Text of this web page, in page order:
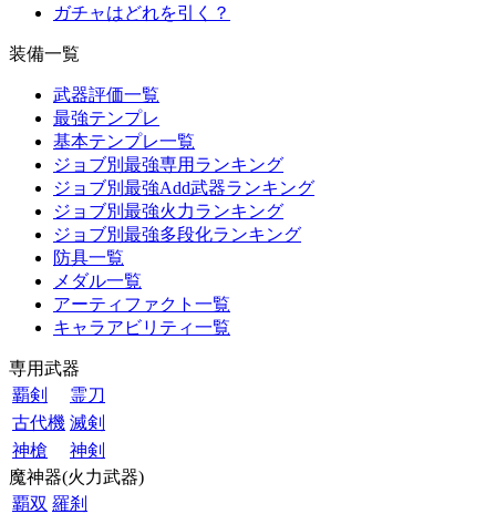
ガチャはどれを引く？
装備一覧
武器評価一覧
最強テンプレ
基本テンプレ一覧
ジョブ別最強専用ランキング
ジョブ別最強Add武器ランキング
ジョブ別最強火力ランキング
ジョブ別最強多段化ランキング
防具一覧
メダル一覧
アーティファクト一覧
キャラアビリティ一覧
専用武器
覇剣
霊刀
古代機 滅剣
神槍
神剣
魔神器(火力武器)
覇双 羅刹